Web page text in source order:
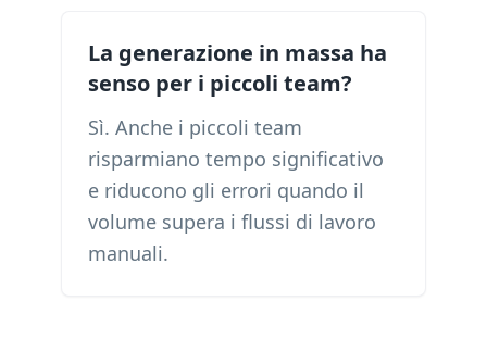
La generazione in massa ha
senso per i piccoli team?
Sì. Anche i piccoli team
risparmiano tempo significativo
e riducono gli errori quando il
volume supera i flussi di lavoro
manuali.